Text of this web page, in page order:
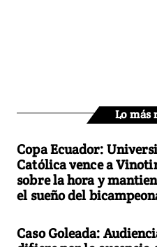
Lo más
Copa Ecuador:
Católica vence a
sobre la hora y
el sueño del
Caso Goleada: